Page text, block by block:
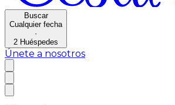
Buscar
Cualquier fecha
·
2 Huéspedes
Únete a nosotros